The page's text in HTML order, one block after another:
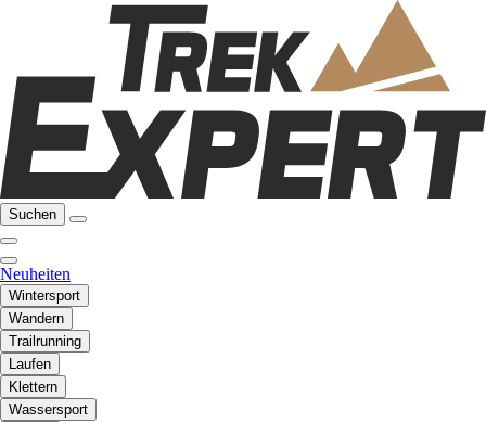
Suchen
Neuheiten
Wintersport
Wandern
Trailrunning
Laufen
Klettern
Wassersport